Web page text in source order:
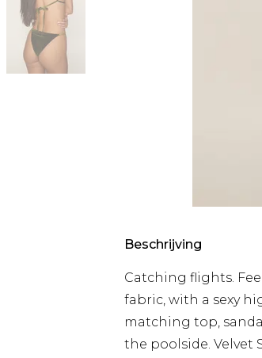
Beschrijving
Catching flights.
fabric, with a sexy
matching top,
the poolside. Velvet